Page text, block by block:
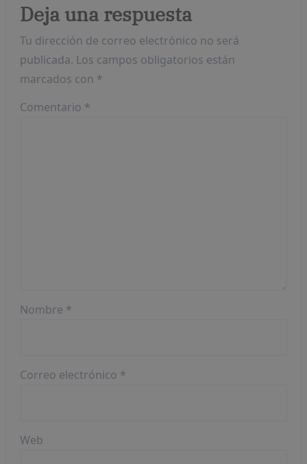
Deja una respuesta
Tu dirección de correo electrónico no será
publicada. Los campos obligatorios están
marcados con *
Comentario *
Nombre *
Correo electrónico *
Web